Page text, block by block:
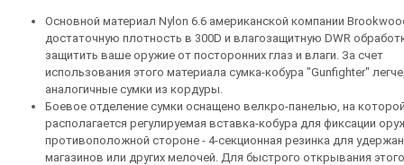
Основной материал Nylon 6.6 американской компании
достаточную плотность в 300D и влагозащитную DWR
защитить ваше оружие от посторонних глаз и влаги. За счет
использования этого материала сумка-кобура "Gunfighter"
аналогичные сумки из кордуры.
Боевое отделение сумки оснащено велкро-панелью, на
располагается регулируемая вставка-кобура для фиксации
противоположной стороне - 4-секционная резинка для
магазинов или других мелочей. Для быстрого открывания